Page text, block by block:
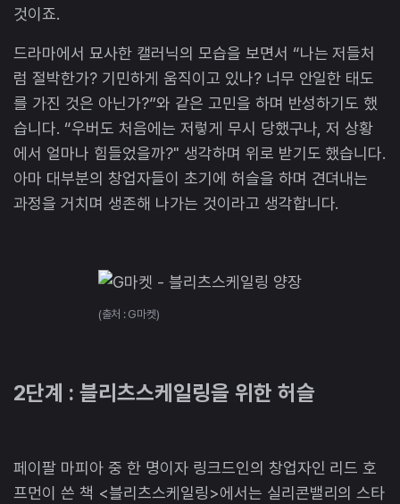
것이죠.
드라마에서 묘사한 캘러닉의 모습을 보면서 “나는 저들처
럼 절박한가? 기민하게 움직이고 있나? 너무 안일한 태도
를 가진 것은 아닌가?”와 같은 고민을 하며 반성하기도 했
습니다. “우버도 처음에는 저렇게 무시 당했구나, 저 상황
에서 얼마나 힘들었을까?" 생각하며 위로 받기도 했습니다.
아마 대부분의 창업자들이 초기에 허슬을 하며 견뎌내는
과정을 거치며 생존해 나가는 것이라고 생각합니다.
(출처 : G마켓)
2단계 : 블리츠스케일링을 위한 허슬
페이팔 마피아 중 한 명이자 링크드인의 창업자인 리드 호
프먼이 쓴 책 <블리츠스케일링>에서는 실리콘밸리의 스타